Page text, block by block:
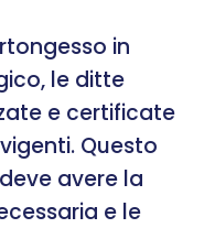
in
le ditte
e certificate
Questo
avere la
e le